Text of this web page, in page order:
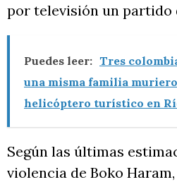
por televisión un partido
Puedes leer: Tres
una misma familia
helicóptero turístico en
Según las últimas
violencia de Boko